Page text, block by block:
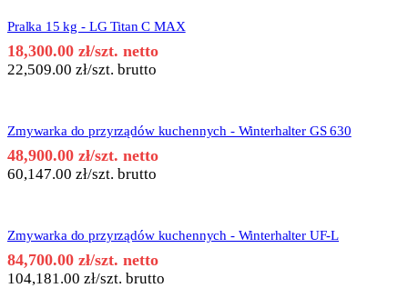
Pralka 15 kg - LG Titan C MAX
18,300.00 zł/szt. netto
22,509.00 zł/szt. brutto
Zmywarka do przyrządów kuchennych - Winterhalter GS 630
48,900.00 zł/szt. netto
60,147.00 zł/szt. brutto
Zmywarka do przyrządów kuchennych - Winterhalter UF-L
84,700.00 zł/szt. netto
104,181.00 zł/szt. brutto